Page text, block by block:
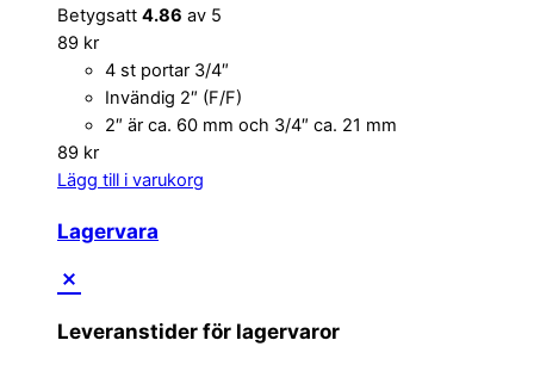
Betygsatt 4.86 av 5
89 kr
4 st portar 3/4″
Invändig 2″ (F/F)
2″ är ca. 60 mm och 3/4″ ca. 21 mm
89 kr
Lägg till i varukorg
Lagervara
Leveranstider för lagervaror